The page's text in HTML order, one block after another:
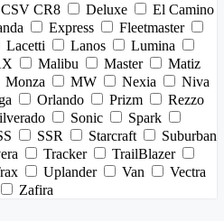
CSV CR8 Deluxe
El Camino
Express
Fleetmaster
Lacetti Lanos
Lumina
Malibu Master
Matiz
Monza MW Nexia
Niva
Orlando Prizm
Rezzo
Sonic
Spark
SSR Starcraft
Suburban
Tracker
TrailBlazer
Uplander Van
Vectra
Zafira